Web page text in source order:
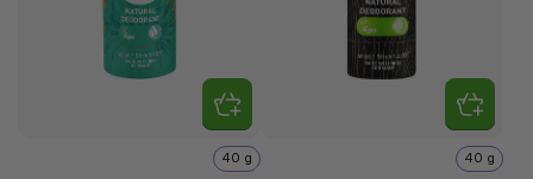
40 g 40 g